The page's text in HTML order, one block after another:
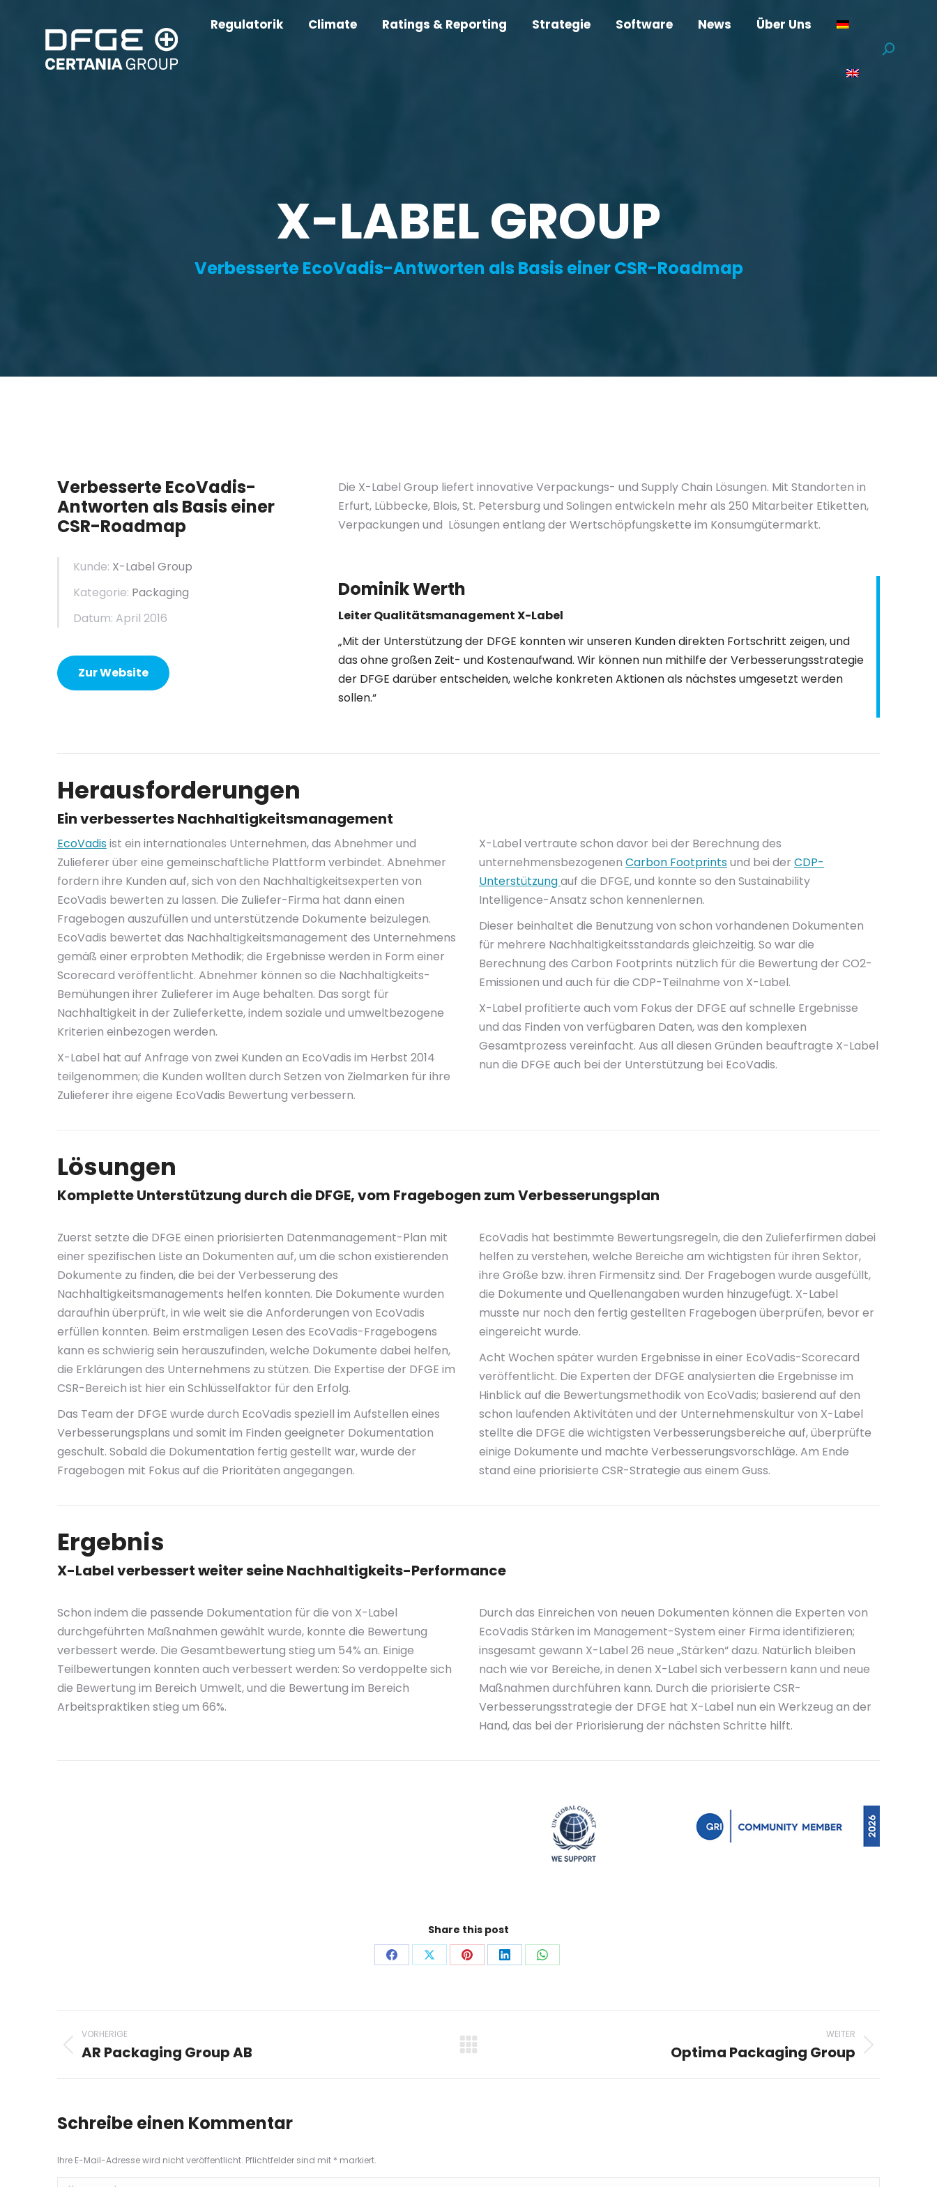
Regulatorik Climate Ratings & Reporting Strategie Software News Über Uns
Suchen:
X-LABEL GROUP
Verbesserte EcoVadis-Antworten als Basis einer CSR-Roadmap
Verbesserte EcoVadis-
Antworten als Basis einer
CSR-Roadmap
Kunde: X-Label Group
Kategorie: Packaging
Datum: April 2016
Zur Website
Die X-Label Group liefert innovative Verpackungs- und Supply Chain Lösungen. Mit Standorten in
Erfurt, Lübbecke, Blois, St. Petersburg und Solingen entwickeln mehr als 250 Mitarbeiter Etiketten,
Verpackungen und Lösungen entlang der Wertschöpfungskette im Konsumgütermarkt.
Dominik Werth
Leiter Qualitätsmanagement X-Label
„Mit der Unterstützung der DFGE konnten wir unseren Kunden direkten Fortschritt zeigen, und
das ohne großen Zeit- und Kostenaufwand. Wir können nun mithilfe der Verbesserungsstrategie
der DFGE darüber entscheiden, welche konkreten Aktionen als nächstes umgesetzt werden
sollen.“
Herausforderungen
Ein verbessertes Nachhaltigkeitsmanagement
EcoVadisist ein internationales Unternehmen, das Abnehmer und
Zulieferer über eine gemeinschaftliche Plattform verbindet. Abnehmer
fordern ihre Kunden auf, sich von den Nachhaltigkeitsexperten von
EcoVadis bewerten zu lassen. Die Zuliefer-Firma hat dann einen
Fragebogen auszufüllen und unterstützende Dokumente beizulegen.
EcoVadis bewertet das Nachhaltigkeitsmanagement des Unternehmens
gemäß einer erprobten Methodik; die Ergebnisse werden in Form einer
Scorecard veröffentlicht. Abnehmer können so die Nachhaltigkeits-
Bemühungen ihrer Zulieferer im Auge behalten. Das sorgt für
Nachhaltigkeit in der Zulieferkette, indem soziale und umweltbezogene
Kriterien einbezogen werden.
X-Label hat auf Anfrage von zwei Kunden an EcoVadis im Herbst 2014
teilgenommen; die Kunden wollten durch Setzen von Zielmarken für ihre
Zulieferer ihre eigene EcoVadis Bewertung verbessern.
X-Label vertraute schon davor bei der Berechnung des
unternehmensbezogenen Carbon Footprintsund bei der CDP-
Unterstützungauf die DFGE, und konnte so den Sustainability
Intelligence-Ansatz schon kennenlernen.
Dieser beinhaltet die Benutzung von schon vorhandenen Dokumenten
für mehrere Nachhaltigkeitsstandards gleichzeitig. So war die
Berechnung des Carbon Footprints nützlich für die Bewertung der CO2-
Emissionen und auch für die CDP-Teilnahme von X-Label.
X-Label profitierte auch vom Fokus der DFGE auf schnelle Ergebnisse
und das Finden von verfügbaren Daten, was den komplexen
Gesamtprozess vereinfacht. Aus all diesen Gründen beauftragte X-Label
nun die DFGE auch bei der Unterstützung bei EcoVadis.
Lösungen
Komplette Unterstützung durch die DFGE, vom Fragebogen zum Verbesserungsplan
Zuerst setzte die DFGE einen priorisierten Datenmanagement-Plan mit
einer spezifischen Liste an Dokumenten auf, um die schon existierenden
Dokumente zu finden, die bei der Verbesserung des
Nachhaltigkeitsmanagements helfen konnten. Die Dokumente wurden
daraufhin überprüft, in wie weit sie die Anforderungen von EcoVadis
erfüllen konnten. Beim erstmaligen Lesen des EcoVadis-Fragebogens
kann es schwierig sein herauszufinden, welche Dokumente dabei helfen,
die Erklärungen des Unternehmens zu stützen. Die Expertise der DFGE im
CSR-Bereich ist hier ein Schlüsselfaktor für den Erfolg.
Das Team der DFGE wurde durch EcoVadis speziell im Aufstellen eines
Verbesserungsplans und somit im Finden geeigneter Dokumentation
geschult. Sobald die Dokumentation fertig gestellt war, wurde der
Fragebogen mit Fokus auf die Prioritäten angegangen.
EcoVadis hat bestimmte Bewertungsregeln, die den Zulieferfirmen dabei
helfen zu verstehen, welche Bereiche am wichtigsten für ihren Sektor,
ihre Größe bzw. ihren Firmensitz sind. Der Fragebogen wurde ausgefüllt,
die Dokumente und Quellenangaben wurden hinzugefügt. X-Label
musste nur noch den fertig gestellten Fragebogen überprüfen, bevor er
eingereicht wurde.
Acht Wochen später wurden Ergebnisse in einer EcoVadis-Scorecard
veröffentlicht. Die Experten der DFGE analysierten die Ergebnisse im
Hinblick auf die Bewertungsmethodik von EcoVadis; basierend auf den
schon laufenden Aktivitäten und der Unternehmenskultur von X-Label
stellte die DFGE die wichtigsten Verbesserungsbereiche auf, überprüfte
einige Dokumente und machte Verbesserungsvorschläge. Am Ende
stand eine priorisierte CSR-Strategie aus einem Guss.
Ergebnis
X-Label verbessert weiter seine Nachhaltigkeits-Performance
Schon indem die passende Dokumentation für die von X-Label
durchgeführten Maßnahmen gewählt wurde, konnte die Bewertung
verbessert werde. Die Gesamtbewertung stieg um 54% an. Einige
Teilbewertungen konnten auch verbessert werden: So verdoppelte sich
die Bewertung im Bereich Umwelt, und die Bewertung im Bereich
Arbeitspraktiken stieg um 66%.
Durch das Einreichen von neuen Dokumenten können die Experten von
EcoVadis Stärken im Management-System einer Firma identifizieren;
insgesamt gewann X-Label 26 neue „Stärken“ dazu. Natürlich bleiben
nach wie vor Bereiche, in denen X-Label sich verbessern kann und neue
Maßnahmen durchführen kann. Durch die priorisierte CSR-
Verbesserungsstrategie der DFGE hat X-Label nun ein Werkzeug an der
Hand, das bei der Priorisierung der nächsten Schritte hilft.
Share this post
Auf
Auf
Auf
Auf
Auf
Project
navigation
VORHERIGE
Previous
AR Packaging Group AB
WEITER
Optima Packaging Group
Schreibe einen Kommentar
Ihre E-Mail-Adresse wird nicht veröffentlicht. Pflichtfelder sind mit * markiert.